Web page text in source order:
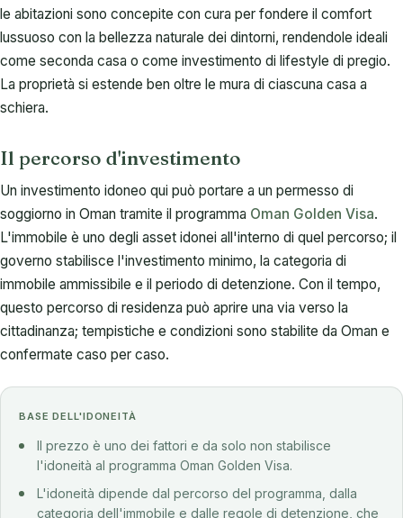
le abitazioni sono concepite con cura per fondere il comfort
lussuoso con la bellezza naturale dei dintorni, rendendole ideali
come seconda casa o come investimento di lifestyle di pregio.
La proprietà si estende ben oltre le mura di ciascuna casa a
schiera.
Il percorso d'investimento
Un investimento idoneo qui può portare a un permesso di
soggiorno in Oman tramite il programma Oman Golden Visa.
L'immobile è uno degli asset idonei all'interno di quel percorso; il
governo stabilisce l'investimento minimo, la categoria di
immobile ammissibile e il periodo di detenzione. Con il tempo,
questo percorso di residenza può aprire una via verso la
cittadinanza; tempistiche e condizioni sono stabilite da Oman e
confermate caso per caso.
BASE DELL'IDONEITÀ
Il prezzo è uno dei fattori e da solo non stabilisce
l'idoneità al programma Oman Golden Visa.
L'idoneità dipende dal percorso del programma, dalla
categoria dell'immobile e dalle regole di detenzione, che